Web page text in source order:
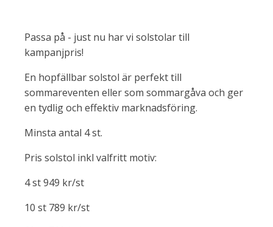
Passa på - just nu har vi solstolar till
kampanjpris!
En hopfällbar solstol är perfekt till
sommareventen eller som sommargåva och ger
en tydlig och effektiv marknadsföring.
Minsta antal 4 st.
Pris solstol inkl valfritt motiv:
4 st 949 kr/st
10 st 789 kr/st